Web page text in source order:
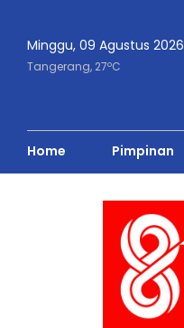
Minggu, 09 Agustus 2026
Tangerang, 27oC
Home Pimpinan